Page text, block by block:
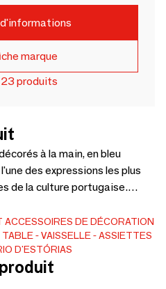
marque
23 produits
à la main, en bleu
des expressions les plus
de la culture portugaise.
un bol en verre, ce qui permet
La vaisselle passe
et au four.
ACCESSOIRES DE DÉCORATION
TABLE VAISSELLE
ASSIETTES
D'ESTÓRIAS